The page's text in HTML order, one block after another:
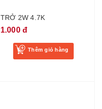
TRỞ 2W 4.7K
1.000 đ
Thêm giỏ hàng